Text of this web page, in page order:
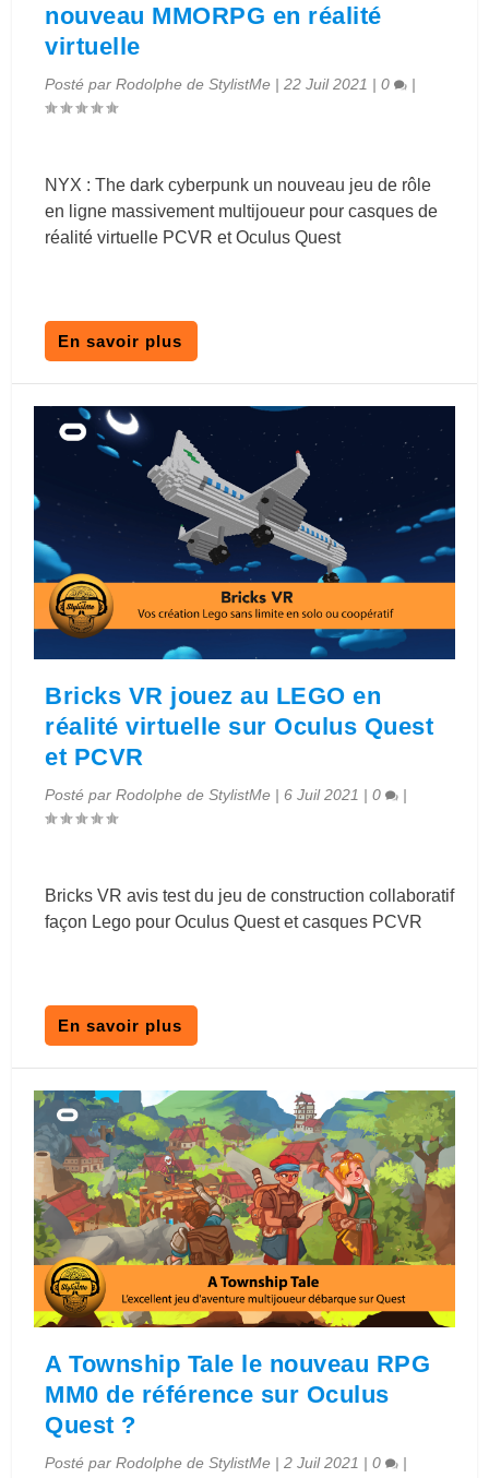
nouveau MMORPG en réalité
virtuelle
Posté parRodolphe de StylistMe |22 Juil 2021 |0 |
NYX : The dark cyberpunk un nouveau jeu de rôle
en ligne massivement multijoueur pour casques de
réalité virtuelle PCVR et Oculus Quest
En savoir plus
Bricks VR jouez au LEGO en
réalité virtuelle sur Oculus Quest
et PCVR
Posté parRodolphe de StylistMe |6 Juil 2021 |0 |
Bricks VR avis test du jeu de construction collaboratif
façon Lego pour Oculus Quest et casques PCVR
En savoir plus
A Township Tale le nouveau RPG
MM0 de référence sur Oculus
Quest ?
Posté parRodolphe de StylistMe |2 Juil 2021 |0 |